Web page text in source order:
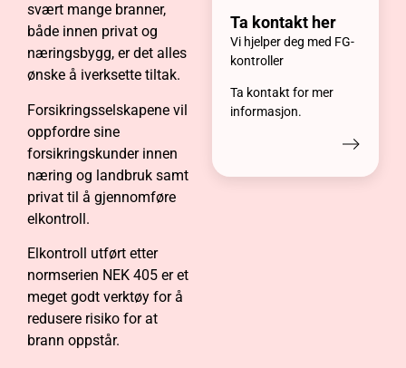
svært mange branner,
både innen privat og
næringsbygg, er det alles
ønske å iverksette tiltak.
Forsikringsselskapene vil
oppfordre sine
forsikringskunder innen
næring og landbruk samt
privat til å gjennomføre
elkontroll.
Elkontroll utført etter
normserien NEK 405 er et
meget godt verktøy for å
redusere risiko for at
brann oppstår.
Ta kontakt her
Vi hjelper deg med FG-
kontroller
Ta kontakt for mer
informasjon.